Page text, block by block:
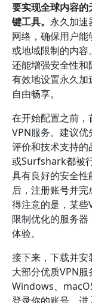
要实现全球内容
键工具。 永久加速
网络，确保用户
或地域限制的内容
还能增强安全性和
有效地设置永久加
自由畅享。
在开始配置之前
VPN服务。建议
评价和技术支持
或Surfshark都被
具有良好的安全
后，注册账号并
得注意的是，某
限制优化的服务
体验。
接下来，下载并安
大部分优质VPN
Windows、